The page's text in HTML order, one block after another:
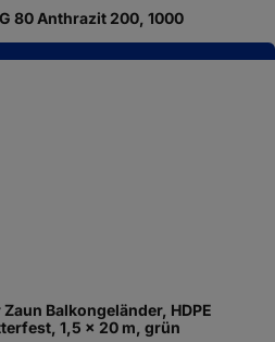
80 Anthrazit 200, 1000
Balkongeländer, HDPE
1,5 x 20 m, grün